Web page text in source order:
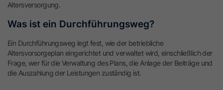
Altersversorgung.
Was ist ein Durchführungsweg?
Ein Durchführungsweg legt fest, wie der betriebliche
Altersvorsorgeplan eingerichtet und verwaltet wird, einschließlich der
Frage, wer für die Verwaltung des Plans, die Anlage der Beiträge und
die Auszahlung der Leistungen zuständig ist.